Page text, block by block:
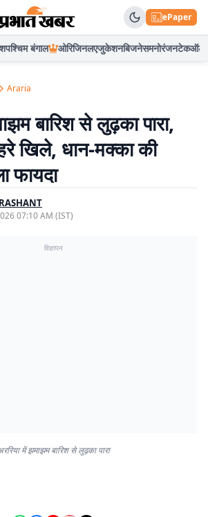
ePaper
पश्चिम बंगाल ओरिजिनलएजुकेशनबिजनेसमनोरंजनटेकऑटो
Araria
बारिश से लुढ़का पारा,
खिले, धान-मक्का की
फायदा
07:10 AM (IST)
विज्ञापन
में झमाझम बारिश से लुढ़का पारा